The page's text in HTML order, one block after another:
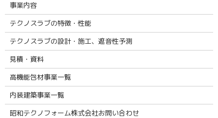
事業内容
テクノスラブの特徴・性能
テクノスラブの設計・施工、遮音性予測
見積・資料
高機能包材事業一覧
内装建築事業一覧
昭和テクノフォーム株式会社お問い合わせ